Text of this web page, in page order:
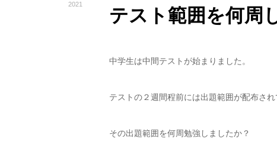
2021
テスト範囲を何周
中学生は中間テストが始まりました。
テストの２週間程前には出題範囲が配布され
その出題範囲を何周勉強しましたか？